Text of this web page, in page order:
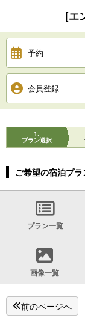
[エ
予約
会員登録
1
プラン選択
ご希望の宿泊プラ
プラン一覧
画像一覧
前のページへ